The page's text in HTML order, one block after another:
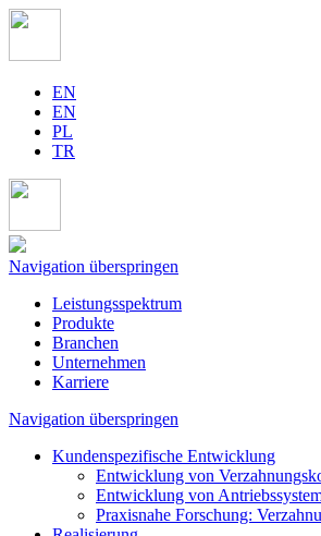
EN
EN
PL
TR
Navigation überspringen
Leistungsspektrum
Produkte
Branchen
Unternehmen
Karriere
Navigation überspringen
Kundenspezifische Entwicklung
Entwicklung von
Entwicklung von
Praxisnahe Forschung: